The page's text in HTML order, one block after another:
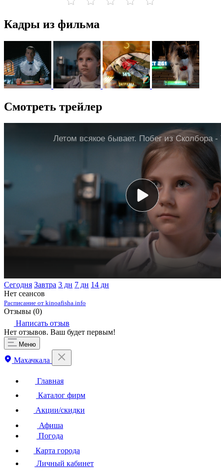
Кадры из фильма
Смотреть трейлер
Сегодня Завтра 3 дн 7 дн 14 дн
Нет сеансов
Расписание от kinoafisha.info
Отзывы (0)
Написать отзыв
Нет отзывов. Ваш будет первым!
Меню
Махачкала
Главная
Каталог фирм
Акции/скидки
Афиша
Погода
Карта города
Личный кабинет